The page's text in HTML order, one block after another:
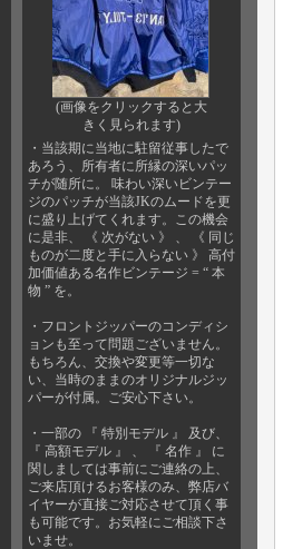
(画像をクリックすると大
きく見られます)
・当該期に当地に駐留従事したで
あろう、所有者に所縁の深いパッ
チが随所に。 味わい深いビンテー
ジのパッチが当該JKのムードを更
に盛り上げてくれます。この機会
に是非、 《 次がない 》 、 《 同じ
ものが二度と手に入らない 》 高付
加価値ある名作ビンテージ = “ 本
物 ” を。
・フロントジッパーのコンディシ
ョンも至って問題ございません。
もちろん、交換や変更等一切な
い、当時のままのオリジナルジッ
パーが付属。ご安心下さい。
・一部の 『 特別モデル 』 及び、
『 高額モデル 』 、 『 名作 』 に
関しましては事前にご連絡の上、
ご来店頂けるお客様のみ、弊店バ
イヤーが直接ご対応させて頂く事
も可能です。お気軽にご相談下さ
いませ。